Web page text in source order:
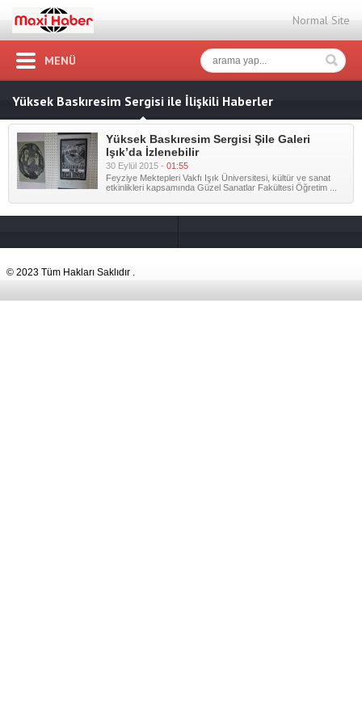
Normal Site
MENÜ
Yüksek Baskıresim Sergisi ile İlişkili Haberler
Yüksek Baskıresim Sergisi Şile Galeri
Işık’da İzlenebilir
30 Eylül 2015 - 01:55
Feyziye Mektepleri Vakfı Işık Üniversitesi, kültür ve sanat
etkinlikleri kapsamında Güzel Sanatlar Fakültesi Öğretim ...
© 2023 Tüm Hakları Saklıdır .